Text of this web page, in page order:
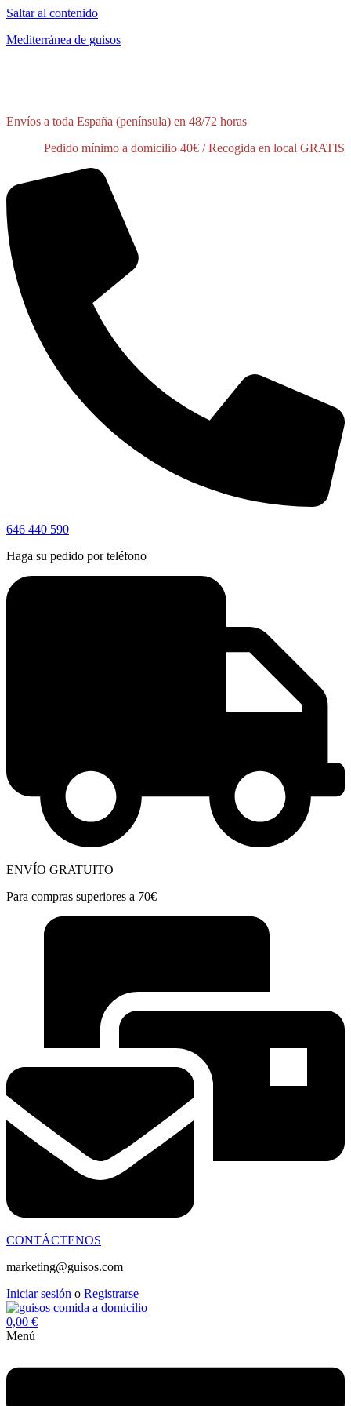
Saltar al contenido
Mediterránea de guisos
Envíos a toda España (península) en 48/72 horas
Pedido mínimo a domicilio 40€ / Recogida en local GRATIS
646 440 590
Haga su pedido por teléfono
ENVÍO GRATUITO
Para compras superiores a 70€
CONTÁCTENOS
marketing@guisos.com
Iniciar sesión o Registrarse
0,00 €
Menú